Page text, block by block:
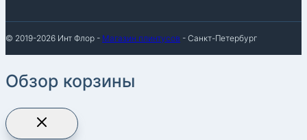
© 2019-2026 Инт Флор - Магазин плинтусов - Санкт-Петербург
Обзор корзины